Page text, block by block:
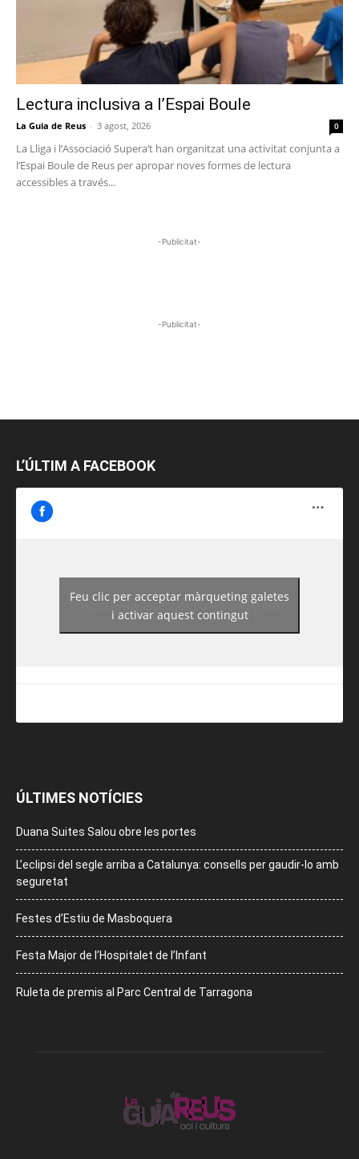
Lectura inclusiva a l’Espai Boule
La Guia de Reus - 3 agost, 2026 0
La Lliga i l’Associació Supera’t han organitzat una activitat conjunta a
l’Espai Boule de Reus per apropar noves formes de lectura
accessibles a través...
-Publicitat-
-Publicitat-
L’ÚLTIM A FACEBOOK
https://www.facebook.com/guiadereus/
Feu clic per acceptar màrqueting galetes
i activar aquest contingut
ÚLTIMES NOTÍCIES
Duana Suites Salou obre les portes
L’eclipsi del segle arriba a Catalunya: consells per gaudir-lo amb
seguretat
Festes d’Estiu de Masboquera
Festa Major de l’Hospitalet de l’Infant
Ruleta de premis al Parc Central de Tarragona